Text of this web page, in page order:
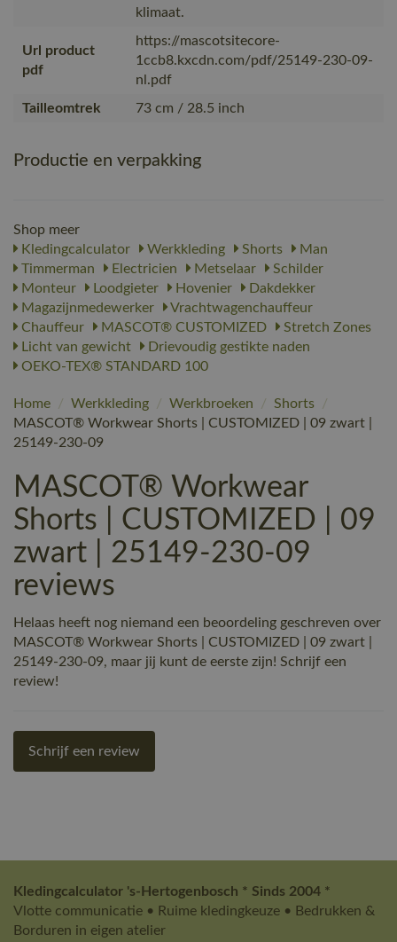
klimaat.
Url product
pdf
https://mascotsitecore-
1ccb8.kxcdn.com/pdf/25149-230-09-
nl.pdf
Tailleomtrek
73 cm / 28.5 inch
Productie en verpakking
Shop meer
Kledingcalculator
Werkkleding Shorts
Man
Timmerman
Electricien Metselaar
Schilder
Monteur
Loodgieter Hovenier
Dakdekker
Magazijnmedewerker
Vrachtwagenchauffeur
Chauffeur
MASCOT® CUSTOMIZED
Stretch Zones
Licht van gewicht
Drievoudig gestikte naden
OEKO-TEX® STANDARD 100
Home / Werkkleding / Werkbroeken / Shorts
/
MASCOT® Workwear Shorts | CUSTOMIZED | 09 zwart |
25149-230-09
MASCOT® Workwear
Shorts | CUSTOMIZED | 09
zwart | 25149-230-09
reviews
Helaas heeft nog niemand een beoordeling geschreven over
MASCOT® Workwear Shorts | CUSTOMIZED | 09 zwart |
25149-230-09, maar jij kunt de eerste zijn! Schrijf een
review!
Schrijf een review
Kledingcalculator 's-Hertogenbosch * Sinds 2004 *
Vlotte communicatie • Ruime kledingkeuze • Bedrukken &
Borduren in eigen atelier